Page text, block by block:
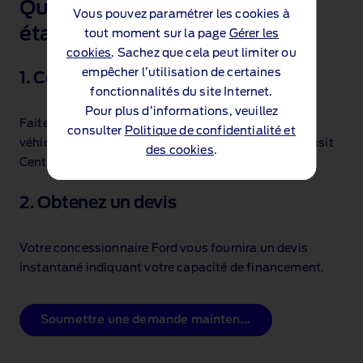
Vous pouvez paramétrer les cookies à
tout moment sur la page Gérer les
cookies. Sachez que cela peut limiter ou
empêcher l’utilisation de certaines
fonctionnalités du site Internet.
Pour plus d’informations, veuillez
consulter Politique de confidentialité et
des cookies.
Vous pouvez paramétrer les cookies à
tout moment sur la page Gérer les
cookies. Sachez que cela peut limiter ou
empêcher l’utilisation de certaines
fonctionnalités du site Internet.
Pour plus d’informations, veuillez
consulter Politique de confidentialité et
des cookies.
Quelles sont les prochaines
étapes ?
1. Configurez votre véhicule
Faites votre demande en ligne en sélectionnant le
véhicule de votre choix, ou rendez‑vous dans le Transit
Centre le plus proche.
2. Obtenez un devis
Votre concessionnaire Ford vous fournira un devis
instantané indiquant votre capacité de financement.
Soumettre une demande maintenant